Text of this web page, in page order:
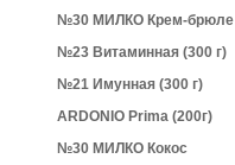
№30 МИЛКО Крем-брюле
№23 Витаминная (300 г)
№21 Имунная (300 г)
ARDONIO Prima (200г)
№30 МИЛКО Кокос